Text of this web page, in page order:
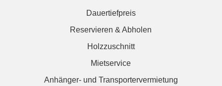
Dauertiefpreis
Reservieren & Abholen
Holzzuschnitt
Mietservice
Anhänger- und Transportervermietung